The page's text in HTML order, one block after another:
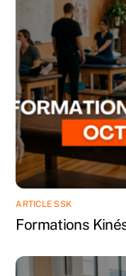
ARTICLE SSK
Formations